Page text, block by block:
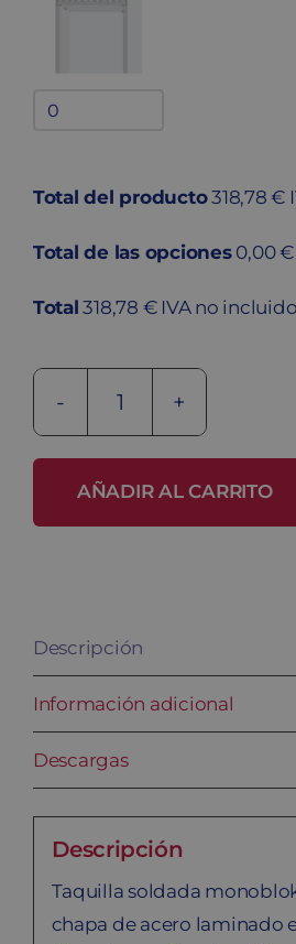
Bandejas
Total del producto318,78 €
Total de las opciones 0,00
Total 318,78 € IVA no incluido
Taquilla
soldada
AÑADIR AL CARRITO
Descripción
Información adicional
Descargas
Descripción
Taquilla soldada
chapa de acero laminado